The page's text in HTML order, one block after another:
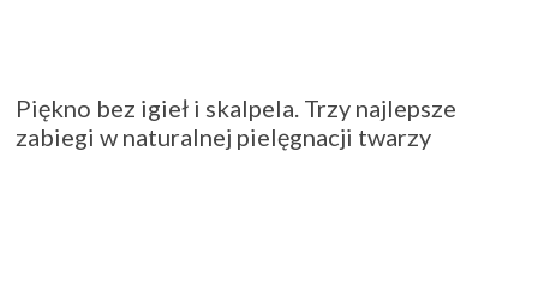
Piękno bez igieł i skalpela. Trzy najlepsze
zabiegi w naturalnej pielęgnacji twarzy